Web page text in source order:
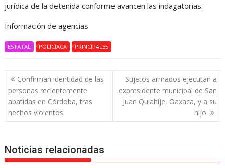
jurídica de la detenida conforme avancen las indagatorias.
Información de agencias
ESTATAL POLICIACA PRINCIPALES
Navegación
de
entradas
Confirman identidad de las
personas recientemente
abatidas en Córdoba, tras
hechos violentos.
Sujetos armados ejecutan a
expresidente municipal de San
Juan Quiahije, Oaxaca, y a su
hijo.
Noticias relacionadas